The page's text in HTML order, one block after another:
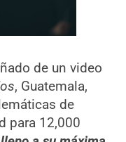
de un video
, Guatemala,
de
para 12,000